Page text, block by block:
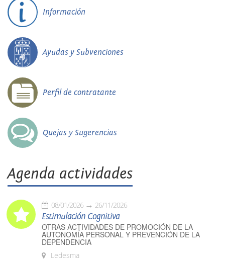
Información
Ayudas y Subvenciones
Perfil de contratante
Quejas y Sugerencias
Agenda actividades
08/01/2026 26/11/2026
Estimulación Cognitiva
OTRAS ACTIVIDADES DE PROMOCIÓN DE LA
AUTONOMÍA PERSONAL Y PREVENCIÓN DE LA
DEPENDENCIA
Ledesma